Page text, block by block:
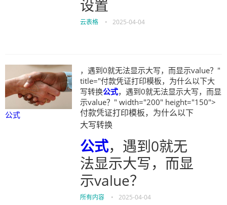
设置
云表格 • 2025-04-04
公式
，遇到0就无法显示大写，而显示value？"
title="付款凭证打印模板，为什么以下大
写转换公式，遇到0就无法显示大写，而显
示value？" width="200" height="150">
付款凭证打印模板，为什么以下
大写转换
公式，遇到0就无
法显示大写，而显
示value？
所有内容 • 2025-04-04